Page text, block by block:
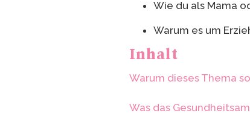
Wie du als Mama
Warum es um
Inhalt
Warum dieses Thema
Was das